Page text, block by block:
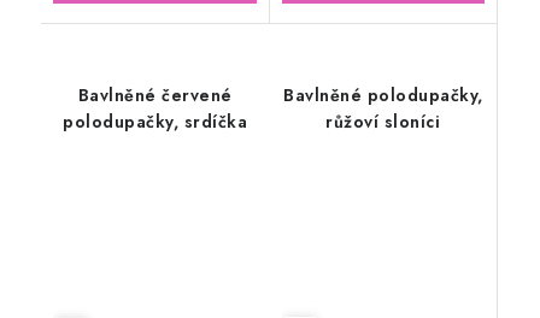
Bavlněné červené
polodupačky, srdíčka
Bavlněné polodupačky,
růžoví sloníci